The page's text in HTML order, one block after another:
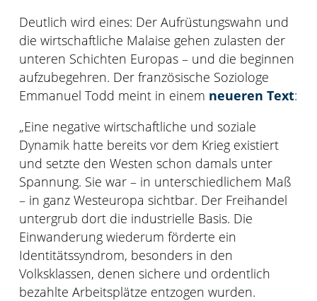
Deutlich wird eines: Der Aufrüstungswahn und
die wirtschaftliche Malaise gehen zulasten der
unteren Schichten Europas – und die beginnen
aufzubegehren. Der französische Soziologe
Emmanuel Todd meint in einem neueren Text:
„Eine negative wirtschaftliche und soziale
Dynamik hatte bereits vor dem Krieg existiert
und setzte den Westen schon damals unter
Spannung. Sie war – in unterschiedlichem Maß
– in ganz Westeuropa sichtbar. Der Freihandel
untergrub dort die industrielle Basis. Die
Einwanderung wiederum förderte ein
Identitätssyndrom, besonders in den
Volksklassen, denen sichere und ordentlich
bezahlte Arbeitsplätze entzogen wurden.